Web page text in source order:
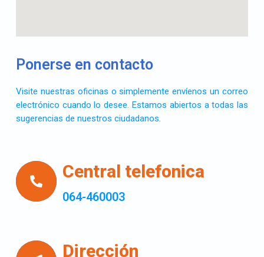
Ponerse en contacto
Visite nuestras oficinas o simplemente envíenos un correo
electrónico cuando lo desee. Estamos abiertos a todas las
sugerencias de nuestros ciudadanos.
Central telefonica
064-460003
Dirección